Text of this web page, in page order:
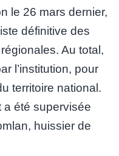
le 26 mars dernier,
définitive des
Au total,
l’institution, pour
territoire national.
a été supervisée
huissier de